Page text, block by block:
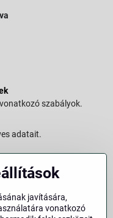
szabályok.
adatait.
javítására,
vonatkozó